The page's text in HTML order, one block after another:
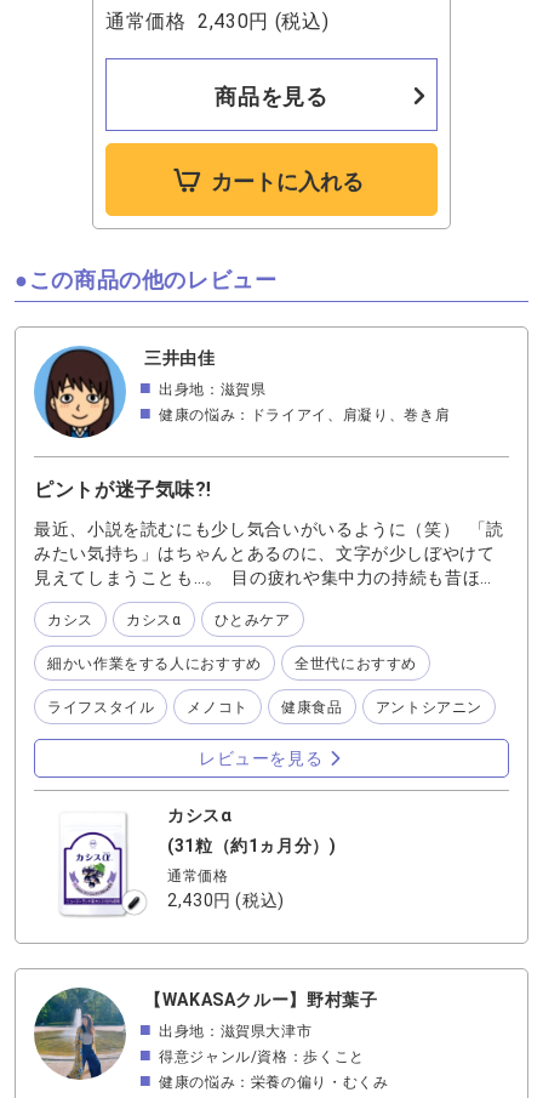
通常価格 2,430円 (税込)
商品を見る
カートに入れる
この商品の他のレビュー
三井由佳
出身地：滋賀県
健康の悩み：ドライアイ、肩凝り、巻き肩
ピントが迷子気味⁈
最近、小説を読むにも少し気合いがいるように（笑） 「読
みたい気持ち」はちゃんとあるのに、文字が少しぼやけて
見えてしまうことも…。 目の疲れや集中力の持続も昔ほど
なくなり、一気読み！とはなかなかいきません。 それでも
今、「これは読みたい！」と思える小説に出会えて、ペー
ジをめくる時間を楽しんでいます♪ そんな読書時間のお供
は、カシスα。 小さな文字を追いながら、行を飛ばさず、
物語の空気をじっくり味わいたい。そんな気持ちで、本を
開いています。 やっぱり紙の本っていいですね。 ページを
めくる感覚や、紙の手触り。電子書籍の便利さもあります
が、紙には紙だけの趣きがあるなあと、しみじみ実感して
ます！ …スマホなら拡大できるのに、紙の本はそうもいか
ず…ちょっと切ない（泣） カシスといえば、アントシアニ
ンを含むことで知られる果実。 目を使う時間が多い日や、
ピント調節に疲れを感じたときに、ほっとひと息つくよう
な感覚で飲んでいます。
カシス カシスα ひとみケア
細かい作業をする人におすすめ 全世代におすすめ
ライフスタイル メノコト 健康食品 アントシアニン
レビューを見る
カシスα
(31粒（約1ヵ月分）)
通常価格
2,430円(税込)
【WAKASAクルー】野村葉子
出身地：滋賀県大津市
得意ジャンル/資格：歩くこと
健康の悩み：栄養の偏り・むくみ